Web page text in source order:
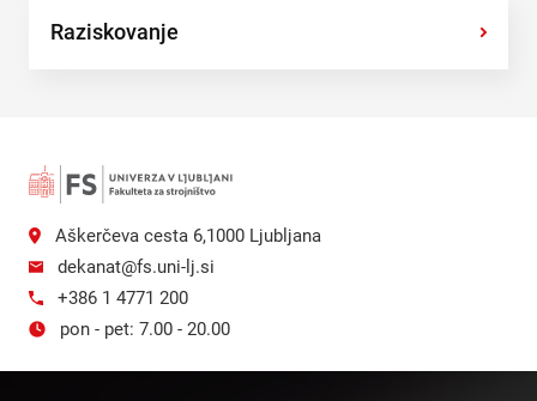
Raziskovanje ›
Aškerčeva cesta 6,1000 Ljubljana
dekanat@fs.uni-lj.si
+386 1 4771 200
pon - pet: 7.00 - 20.00